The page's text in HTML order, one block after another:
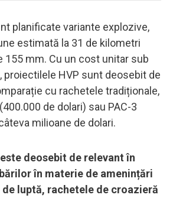
planificate variante explozive,
estimată la 31 de kilometri
155 mm. Cu un cost unitar sub
proiectilele HVP sunt deosebit de
cu rachetele tradiționale,
de dolari) sau PAC-3
milioane de dolari.
deosebit de relevant în
în materie de amenințări
de luptă, rachetele de croazieră